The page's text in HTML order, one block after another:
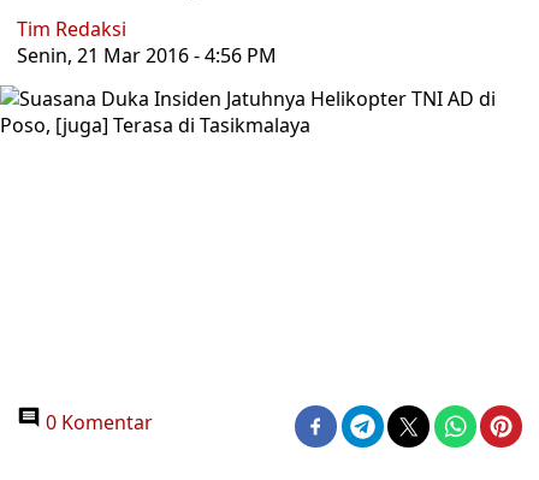
Tim Redaksi
Senin, 21 Mar 2016 - 4:56 PM
0 Komentar